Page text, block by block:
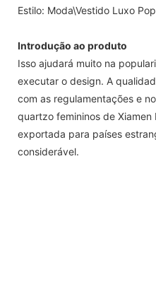
Estilo: Moda\Vestido Luxo
Introdução ao produto
Isso ajudará muito na
executar o design. A
com as regulamentações e
quartzo femininos de
exportada para países
considerável.